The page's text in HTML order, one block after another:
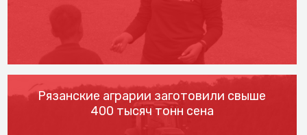
Рязанские аграрии заготовили свыше
400 тысяч тонн сена